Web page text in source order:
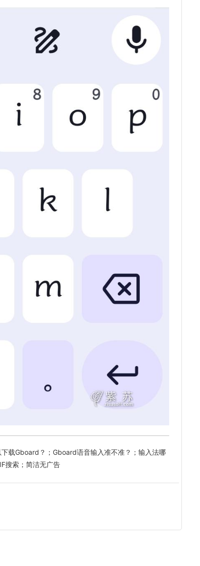
载Gboard？；Gboard语音输入准不准？；输入法哪
搜索；简洁无广告